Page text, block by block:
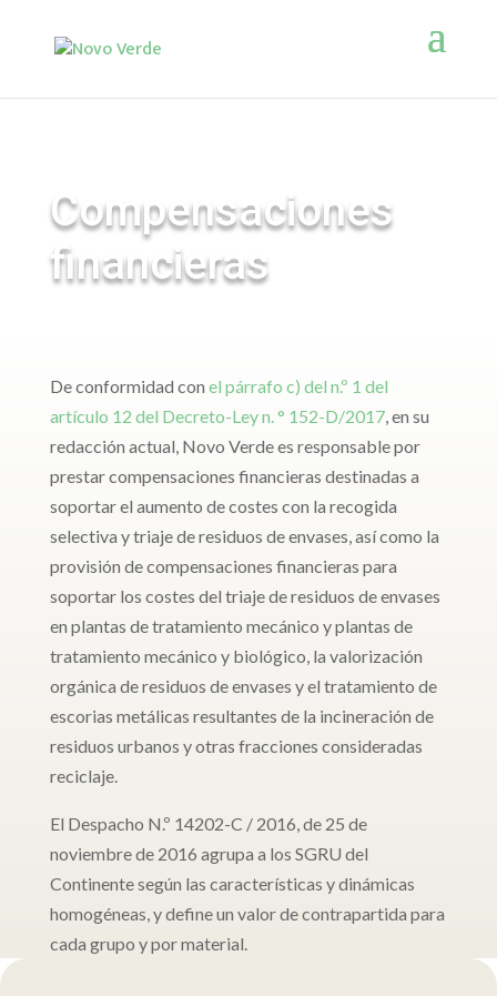
Compensaciones
financieras
De conformidad con el párrafo c) del n.º 1 del
artículo 12 del Decreto-Ley n. ° 152-D/2017, en su
redacción actual, Novo Verde es responsable por
prestar compensaciones financieras destinadas a
soportar el aumento de costes con la recogida
selectiva y triaje de residuos de envases, así como la
provisión de compensaciones financieras para
soportar los costes del triaje de residuos de envases
en plantas de tratamiento mecánico y plantas de
tratamiento mecánico y biológico, la valorización
orgánica de residuos de envases y el tratamiento de
escorias metálicas resultantes de la incineración de
residuos urbanos y otras fracciones consideradas
reciclaje.
El Despacho N.º 14202-C / 2016, de 25 de
noviembre de 2016 agrupa a los SGRU del
Continente según las características y dinámicas
homogéneas, y define un valor de contrapartida para
cada grupo y por material.